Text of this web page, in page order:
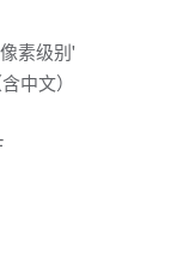
素级别'
中文）